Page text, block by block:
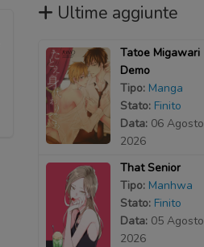
Ultime aggiunte
Tatoe Migawari
Demo
Tipo: Manga
Stato: Finito
Data: 06 Agosto
2026
That Senior
Tipo: Manhwa
Stato: Finito
Data: 05 Agosto
2026